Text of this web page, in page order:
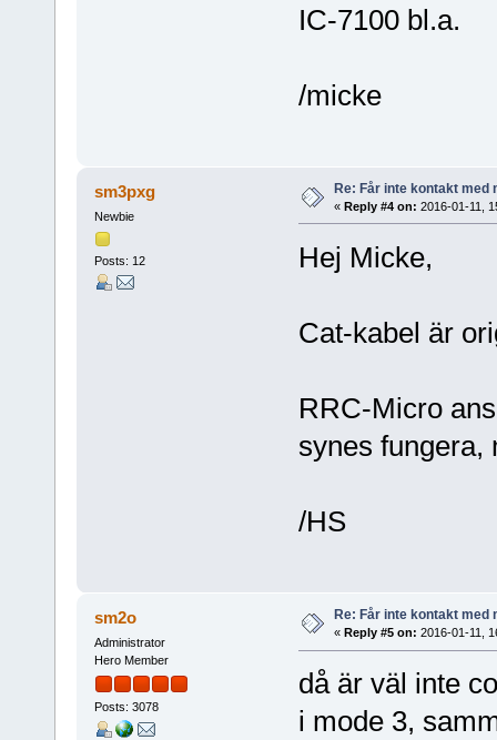
IC-7100 bl.a.
/micke
sm3pxg
Newbie
Posts: 12
Re: Får inte kontakt med
« Reply #4 on: 2016-01-11,
Hej Micke,
Cat-kabel är
RRC-Micro
synes fungera,
/HS
sm2o
Administrator
Hero Member
Posts: 3078
Re: Får inte kontakt med
« Reply #5 on: 2016-01-11,
då är väl inte
i mode 3,